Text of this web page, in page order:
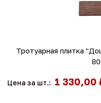
Тротуарная плитка
Цена за шт.: 1 330,00